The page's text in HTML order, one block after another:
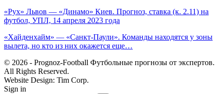
«Рух» Львов — «Динамо» Киев. Прогноз, ставка (к. 2.11) на
футбол, УПЛ, 14 апреля 2023 года
«Хайденхайм» — «Санкт-Паули». Команды находятся у зоны
вылета, но кто из них окажется еще…
© 2026 - Prognoz-Football Футбольные прогнозы от экспертов.
All Rights Reserved.
Website Design: Tim Corp.
Sign in